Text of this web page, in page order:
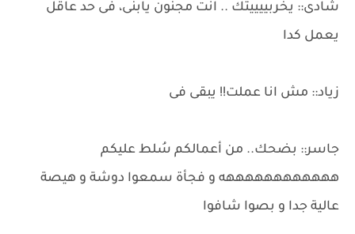
شادى:: يخربييييتك .. انت مجنون يابنى، فى حد عاقل
يعمل كدا
زياد:: مش انا عملت!! يبقى فى
جاسر:: بضحك.. من أعمالكم سُلط عليكم
ههههههههههههه و فجأة سمعوا دوشة و هيصة
عالية جدا و بصوا شافوا